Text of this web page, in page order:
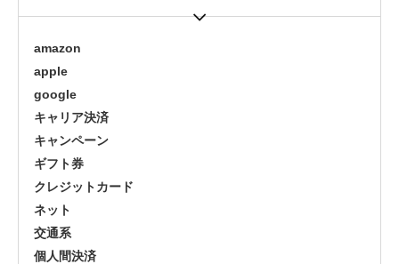
amazon
apple
google
キャリア決済
キャンペーン
ギフト券
クレジットカード
ネット
交通系
個人間決済